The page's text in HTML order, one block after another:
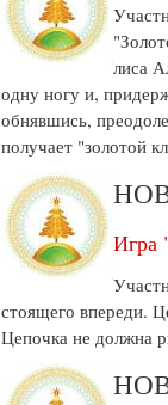
лиса
одну ногу и,
обнявшись,
получает "золотой
стоящего впереди.
Цепочка не должна